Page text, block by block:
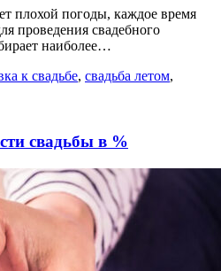
плохой погоды, каждое время
проведения свадебного
наиболее…
к свадьбе, свадьба летом,
свадьбы в %